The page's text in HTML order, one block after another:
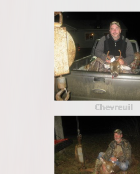
Chevreuil